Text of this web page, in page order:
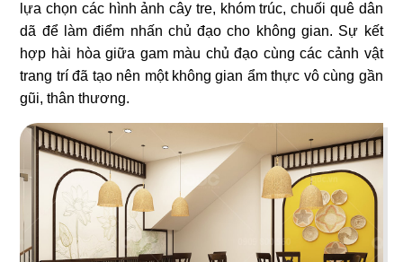
lựa chọn các hình ảnh cây tre, khóm trúc, chuối quê dân
dã để làm điểm nhấn chủ đạo cho không gian. Sự kết
hợp hài hòa giữa gam màu chủ đạo cùng các cảnh vật
trang trí đã tạo nên một không gian ẩm thực vô cùng gần
gũi, thân thương.
57
SHP GOURMET
Trường đào tạo F&B
58
SEVEN CAFE
Cafe Nhật Bản
LỘ THIÊN QUÁN
Quán nhậu
60
STEAK HOUSE
Nhà hàng Âu